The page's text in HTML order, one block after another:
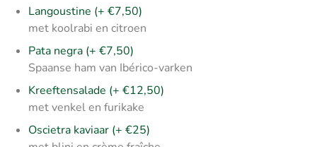
Langoustine (+ €7,50)
met koolrabi en citroen
Pata negra (+ €7,50)
Spaanse ham van Ibérico-varken
Kreeftensalade (+ €12,50)
met venkel en furikake
Oscietra kaviaar (+ €25)